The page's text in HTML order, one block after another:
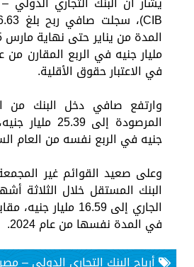
في الاعتبار حقوق الأقلية.
وارتفع صافي دخل البنك من
جنيه في الربع نفسه من العام
وعلى صعيد القوائم غير
البنك المستقل خلال الثلاثة
في المدة نفسها من عام 2024.
أرباح البنك التجاري الدولي –